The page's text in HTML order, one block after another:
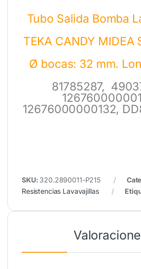
Tubo Salida Bomba
TEKA CANDY MIDEA
Ø bocas: 32 mm.
81785287,
12676000000132,
SKU: 320.2890011-P215
Resistencias Lavavajillas